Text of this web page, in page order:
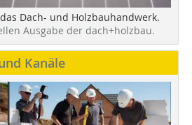
Dach- und Holzbauhandwerk.
Ausgabe der dach+holzbau.
Kanäle